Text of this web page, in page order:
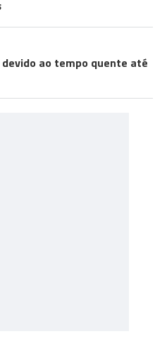
ao tempo quente até